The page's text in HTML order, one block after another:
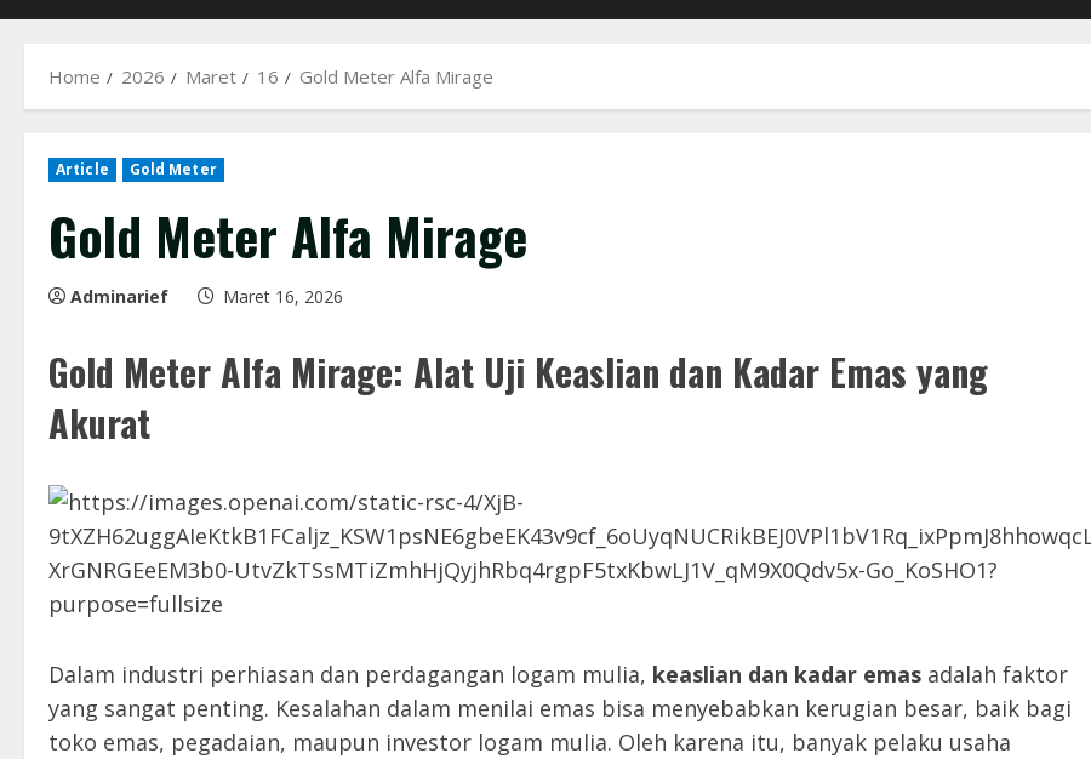
Home 2026 Maret 16 Gold Meter Alfa Mirage
Article Gold Meter
Gold Meter Alfa Mirage
Adminarief Maret 16, 2026
Gold Meter Alfa Mirage: Alat Uji Keaslian dan Kadar Emas yang
Akurat
Dalam industri perhiasan dan perdagangan logam mulia, keaslian dan kadar emas adalah faktor
yang sangat penting. Kesalahan dalam menilai emas bisa menyebabkan kerugian besar, baik bagi
toko emas, pegadaian, maupun investor logam mulia. Oleh karena itu, banyak pelaku usaha